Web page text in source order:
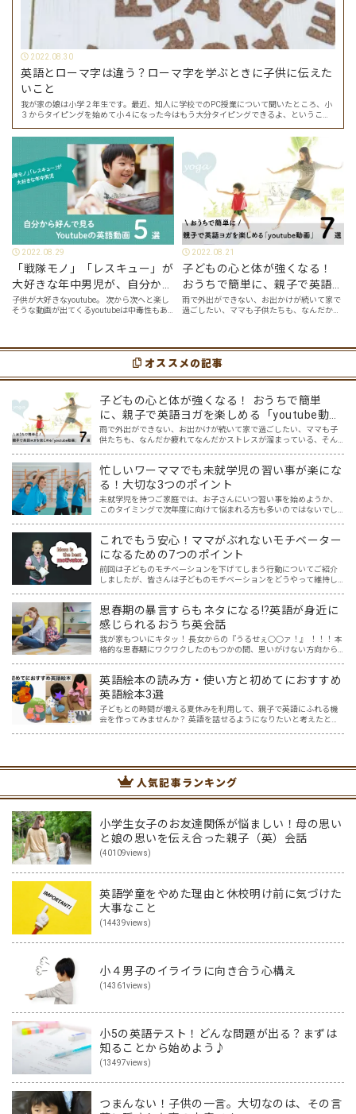
2022.08.30
英語とローマ字は違う？ローマ字を学ぶときに子供に伝えた
いこと
我が家の娘は小学２年生です。最近、知人に学校でのPC授業について聞いたところ、小
３からタイピングを始めて小４になった今はもう大分タイピングできるよ、ということ
で…
2022.08.29
「戦隊モノ」「レスキュー」が
大好きな年中男児が、自分から
好んで見るyoutube英語動画５
選
子供が大好きなyoutube。 次から次へと楽し
そうな動画が出てくるyoutubeは中毒性もあ
youtubeやゲーム、アプリだ…
2022.08.21
子どもの心と体が強くなる！
おうちで簡単に、親子で英語ヨ
ガを楽しめる「youtube動画」
７選
雨で外出ができない、お出かけが続いて家で
過ごしたい、ママも子供たちも、なんだか疲
スメの「youtube動画」を紹介します…
オススメの記事
子どもの心と体が強くなる！ おうちで簡単
に、親子で英語ヨガを楽しめる「youtube動
画」７選
雨で外出ができない、お出かけが続いて家で過ごしたい、ママも子
供たちも、なんだか疲れてなんだかストレスが溜まっている、そん
忙しいワーママでも未就学児の習い事が楽にな
る！大切な3つのポイント
未就学児を持つご家庭では、お子さんにいつ習い事を始めようか、
このタイミングで次年度に向けて悩まれる方も多いのではないでし
これでもう安心！ママがぶれないモチベーター
になるための7つのポイント
前回は子どものモチベーションを下げてしまう行動についてご紹介
しましたが、皆さんは子どものモチベーションをどうやって維持し
思春期の暴言すらもネタになる⁉英語が身近に
感じられるおうち英会話
我が家もついにキタッ！ 長女からの『うるせぇ○○ァ！』 ！！！ 本
格的な思春期にワクワクしたのもつかの間、思いがけない方向から
英語絵本の読み方・使い方と初めてにおすすめ
英語絵本3選
子どもとの時間が増える夏休みを利用して、親子で英語にふれる機
会を作ってみませんか？ 英語を話せるようになりたいと考えたと
人気記事ランキング
小学生女子のお友達関係が悩ましい！母の思い
と娘の思いを伝え合った親子（英）会話
(40109views)
英語学童をやめた理由と休校明け前に気づけた
大事なこと
(14439views)
小４男子のイライラに向き合う心構え
(14361views)
小5の英語テスト！どんな問題が出る？まずは
知ることから始めよう♪
(13497views)
つまんない！子供の一言。大切なのは、その言